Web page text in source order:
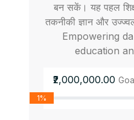
बन सकें। यह पहल
तकनीकी ज्ञान और
Empowering
education
₹2,000,000.00
1%